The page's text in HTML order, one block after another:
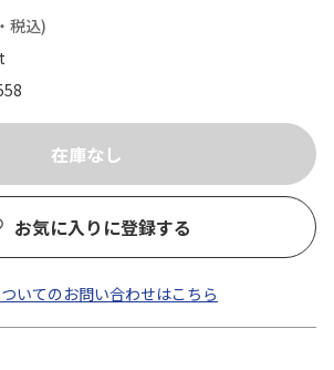
税込)
お気に入りに登録する
いてのお問い合わせはこちら